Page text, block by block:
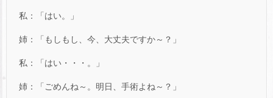
私：「はい。」
姉：「もしもし、今、大丈夫ですか～？」
私：「はい・・・。」
姉：「ごめんね～。明日、手術よね～？」